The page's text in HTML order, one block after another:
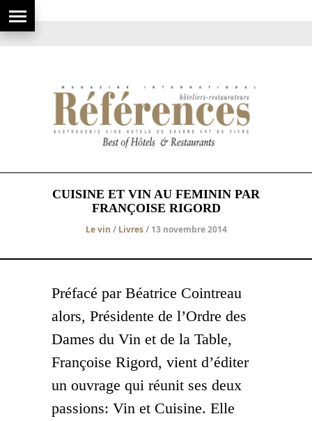
CUISINE ET VIN AU FEMININ PAR
FRANÇOISE RIGORD
Le vin / Livres/ 13 novembre 2014
Préfacé par Béatrice Cointreau
alors, Présidente de l’Ordre des
Dames du Vin et de la Table,
Françoise Rigord, vient d’éditer
un ouvrage qui réunit ses deux
passions: Vin et Cuisine. Elle